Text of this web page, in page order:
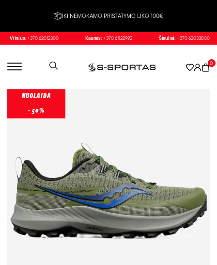
IKI NEMOKAMO PRISTATYMO LIKO 100€
Vilnius: +370 62012300 Kaunas: +370 61122992 Šiauliai: +370 62033800
0
NUOLAIDA
- 50%